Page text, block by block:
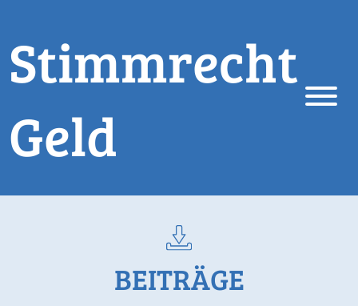
Stimmrecht
Geld
BEITRÄGE